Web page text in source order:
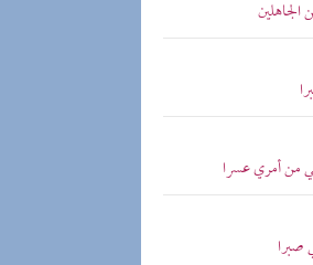
من أمري عسرا
صبرا